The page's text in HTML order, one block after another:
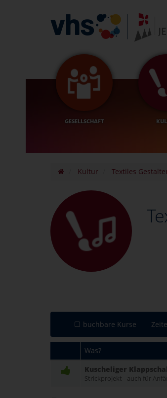
GESELLSCHAFT
Kultur Textiles
buchbare Kurse
Was?
Kuscheliger
Strickprojekt - auch für